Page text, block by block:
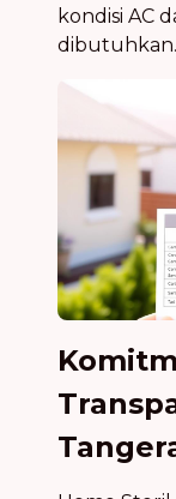
kondisi AC
dibutuhkan.